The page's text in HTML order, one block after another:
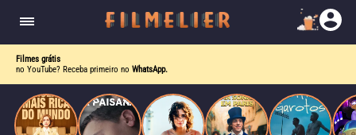
Filmes grátis
no YouTube? Receba primeiro no WhatsApp.
do
Mundo